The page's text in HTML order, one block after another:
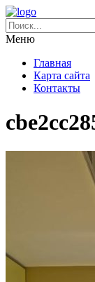
Меню
Главная
Карта сайта
Контакты